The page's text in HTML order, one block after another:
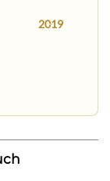
2019